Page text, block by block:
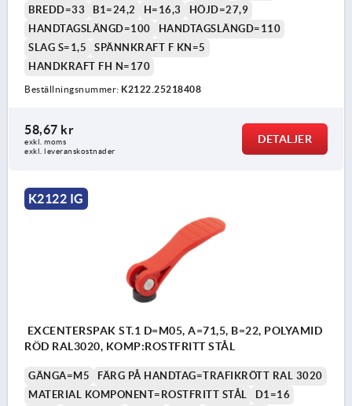
BREDD=33
B1=24,2 H=16,3
HÖJD=27,9
HANDTAGSLÄNGD=100
HANDTAGSLÄNGD=110
SLAG S=1,5
SPÄNNKRAFT F KN=5
HANDKRAFT FH N=170
Beställningsnummer: K2122.25218408
58,67 kr
exkl. moms
exkl. leveranskostnader
DETALJER
K2122 IG
EXCENTERSPAK ST.1 D=M05, A=71,5, B=22, POLYAMID
RÖD RAL3020, KOMP:ROSTFRITT STÅL
GÄNGA=M5
FÄRG PÅ HANDTAG=TRAFIKRÖTT RAL 3020
MATERIAL KOMPONENT=ROSTFRITT STÅL
D1=16